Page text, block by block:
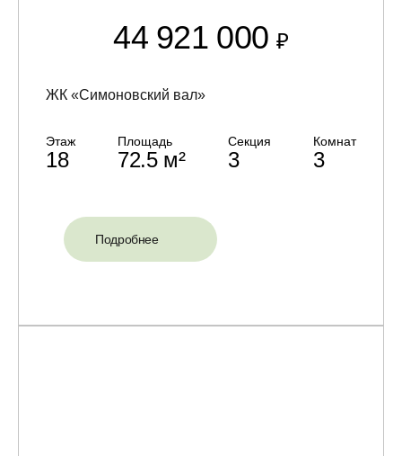
44 921 000₽
ЖК «Симоновский вал»
Этаж
18
Площадь
72.5 м²
Секция
3
Комнат
3
Подробнее